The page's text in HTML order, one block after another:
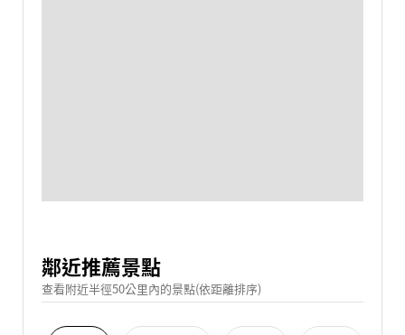
鄰近推薦景點
查看附近半徑50公里內的景點(依距離排序)